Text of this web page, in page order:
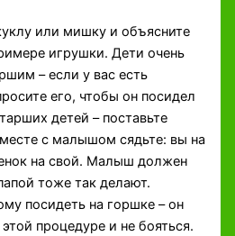
или мишку и объясните
игрушки. Дети очень
– если у вас есть
его, чтобы он посидел
детей – поставьте
с малышом сядьте: вы на
на свой. Малыш должен
тоже так делают.
посидеть на горшке – он
процедуре и не бояться.